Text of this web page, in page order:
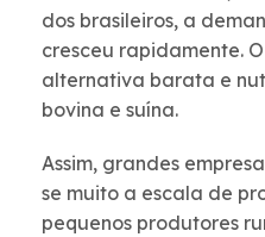
dos brasileiros, a
cresceu rapidamente.
alternativa barata e
bovina e suína.
Assim, grandes
se muito a escala de
pequenos produtores